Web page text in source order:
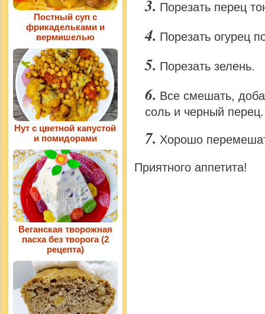
Порезать перец
Порезать огурец
Порезать зелень.
Все смешать,
соль и черный перец.
Хорошо
Приятного аппетита!
Постный суп с
фрикадельками и
вермишелью
Нут с цветной капустой
и помидорами
Веганская творожная
пасха без творога (2
рецепта)